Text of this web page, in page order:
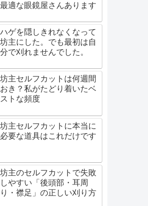
最適な眼鏡屋さんあります
ハゲを隠しきれなくなって
坊主にした。でも最初は自
分で刈れませんでした。
坊主セルフカットは何週間
おき？私がたどり着いたベ
ストな頻度
坊主セルフカットに本当に
必要な道具はこれだけです
坊主のセルフカットで失敗
しやすい「後頭部・耳周
り・襟足」の正しい刈り方